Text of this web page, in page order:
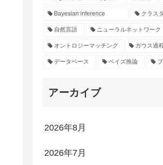
Bayesian inference クラス
自然言語 ニューラルネットワーク
オントロジーマッチング ガウス過
データベース ベイズ推論
アーカイブ
2026年8月
2026年7月